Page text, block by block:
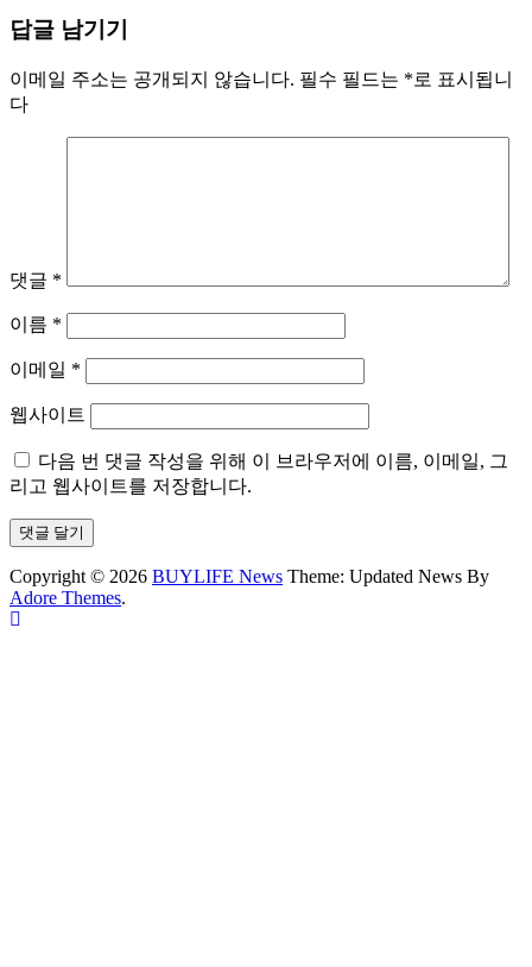
답글 남기기
이메일 주소는 공개되지 않습니다. 필수 필드는 *로 표시됩니
다
댓글 *
이름 *
이메일 *
웹사이트
다음 번 댓글 작성을 위해 이 브라우저에 이름, 이메일, 그
리고 웹사이트를 저장합니다.
Copyright © 2026 BUYLIFE News Theme: Updated News By
Adore Themes.